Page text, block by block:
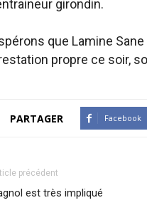
girondin.
que Lamine
propre ce soir,
PARTAGER Facebook
précédent
est très impliqué